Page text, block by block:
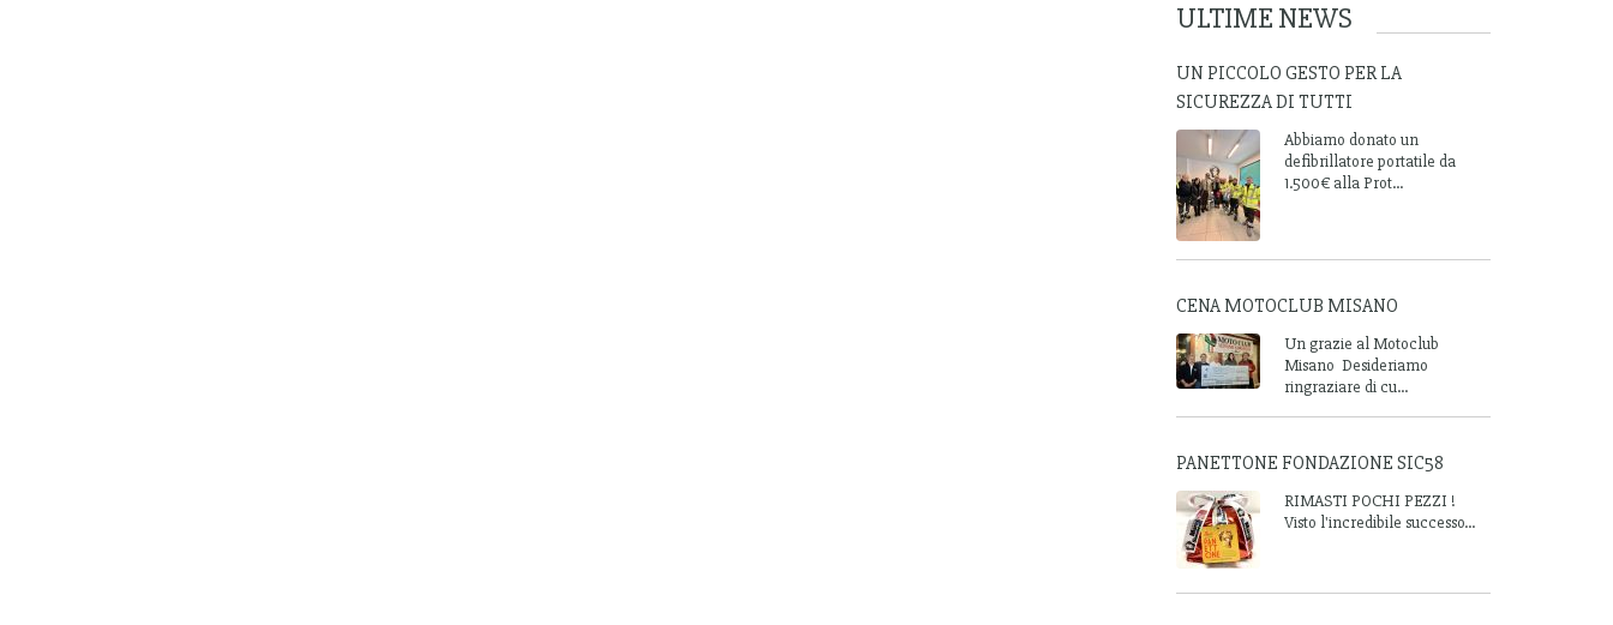
ULTIME NEWS
UN PICCOLO GESTO PER LA
SICUREZZA DI TUTTI
Abbiamo donato un
defibrillatore portatile da
1.500€ alla Prot...
CENA MOTOCLUB MISANO
Un grazie al Motoclub
Misano Desideriamo
ringraziare di cu...
PANETTONE FONDAZIONE SIC58
RIMASTI POCHI PEZZI !
Visto l'incredibile successo...